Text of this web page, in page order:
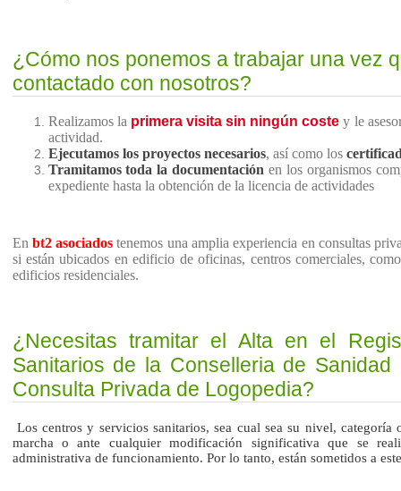
¿Cómo nos ponemos a trabajar una vez
contactado con nosotros?
Realizamos la primera visita sin ningún coste y le
actividad.
Ejecutamos los proyectos necesarios, así como los
Tramitamos toda la documentación en los organismos
expediente hasta la obtención de la licencia de actividades
En bt2 asociados tenemos una amplia experiencia en consultas
si están ubicados en edificio de oficinas, centros comerciales,
edificios residenciales.
¿Necesitas tramitar el Alta en el
Sanitarios de la Conselleria de
Consulta Privada de Logopedia?
Los centros y servicios sanitarios, sea cual sea su nivel,
marcha o ante cualquier modificación significativa que se
administrativa de funcionamiento. Por lo tanto, están sometidos a